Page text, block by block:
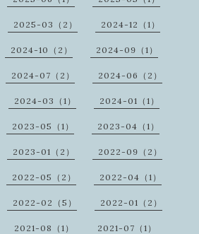
2025-03（2） 2024-12（1）
2024-10（2） 2024-09（1）
2024-07（2） 2024-06（2）
2024-03（1） 2024-01（1）
2023-05（1） 2023-04（1）
2023-01（2） 2022-09（2）
2022-05（2） 2022-04（1）
2022-02（5） 2022-01（2）
2021-08（1） 2021-07（1）